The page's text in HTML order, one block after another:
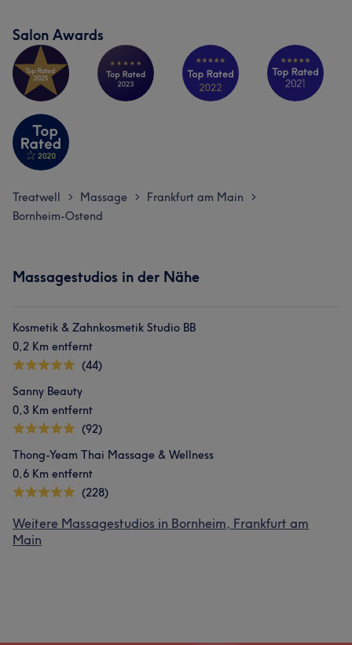
Salon Awards
Treatwell > Massage > Frankfurt am Main >
Bornheim-Ostend
Massagestudios in der Nähe
Kosmetik & Zahnkosmetik Studio BB
0,2 Km entfernt
(44)
Sanny Beauty
0,3 Km entfernt
(92)
Thong-Yeam Thai Massage & Wellness
0,6 Km entfernt
(228)
Weitere Massagestudios in Bornheim, Frankfurt am
Main